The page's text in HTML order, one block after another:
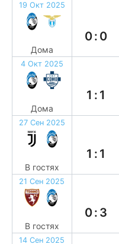
19 Окт 2025
Дома
0:0
4 Окт 2025
Дома
1:1
27 Сен 2025
В гостях
1:1
21 Сен 2025
В гостях
0:3
14 Сен 2025